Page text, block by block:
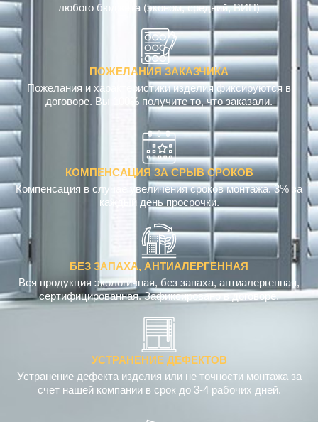
любого бюджета (эконом, средний, ВИП)
ПОЖЕЛАНИЯ ЗАКАЗЧИКА
Пожелания и характеристики изделия фиксируются в
договоре. Вы 100% получите то, что заказали.
КОМПЕНСАЦИЯ ЗА СРЫВ СРОКОВ
Компенсация в случае увеличения сроков монтажа. 3% за
каждый день просрочки.
БЕЗ ЗАПАХА, АНТИАЛЕРГЕННАЯ
Вся продукция экологичная, без запаха, антиалергенная,
сертифицированная. Зафиксировано в договоре.
УСТРАНЕНИЕ ДЕФЕКТОВ
Устранение дефекта изделия или не точности монтажа за
счет нашей компании в срок до 3-4 рабочих дней.